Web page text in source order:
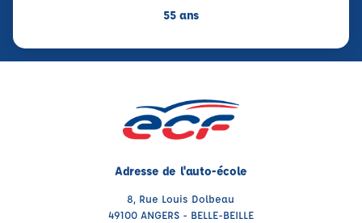
55 ans
Adresse de l'auto-école
8, Rue Louis Dolbeau
49100 ANGERS - BELLE-BEILLE